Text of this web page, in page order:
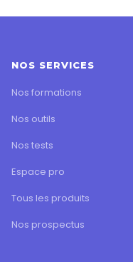
NOS SERVICES
Nos formations
Nos outils
Nos tests
Espace pro
Tous les produits
Nos prospectus